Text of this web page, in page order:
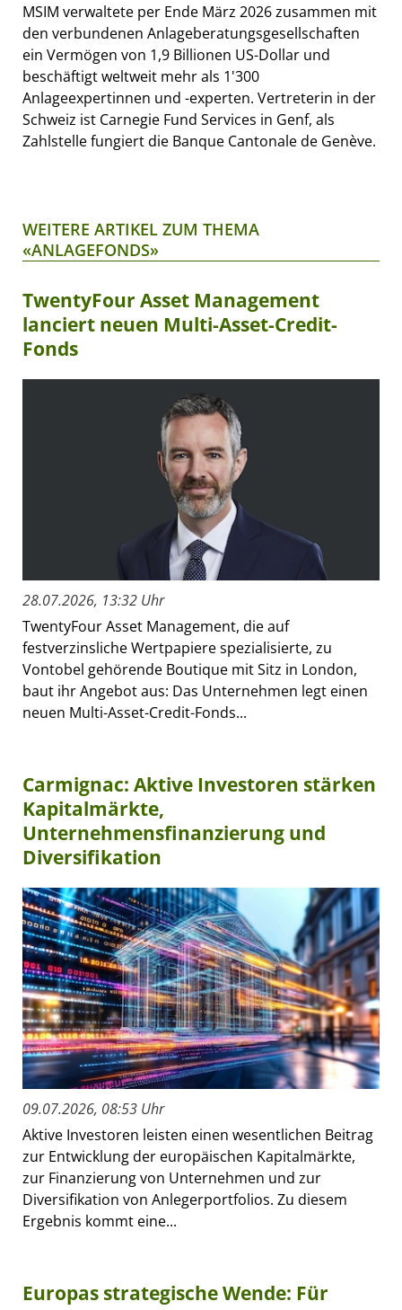
MSIM verwaltete per Ende März 2026 zusammen mit
den verbundenen Anlageberatungsgesellschaften
ein Vermögen von 1,9 Billionen US-Dollar und
beschäftigt weltweit mehr als 1'300
Anlageexpertinnen und -experten. Vertreterin in der
Schweiz ist Carnegie Fund Services in Genf, als
Zahlstelle fungiert die Banque Cantonale de Genève.
WEITERE ARTIKEL ZUM THEMA
«ANLAGEFONDS»
TwentyFour Asset Management
lanciert neuen Multi-Asset-Credit-
Fonds
28.07.2026, 13:32 Uhr
TwentyFour Asset Management, die auf
festverzinsliche Wertpapiere spezialisierte, zu
Vontobel gehörende Boutique mit Sitz in London,
baut ihr Angebot aus: Das Unternehmen legt einen
neuen Multi-Asset-Credit-Fonds...
Carmignac: Aktive Investoren stärken
Kapitalmärkte,
Unternehmensfinanzierung und
Diversifikation
09.07.2026, 08:53 Uhr
Aktive Investoren leisten einen wesentlichen Beitrag
zur Entwicklung der europäischen Kapitalmärkte,
zur Finanzierung von Unternehmen und zur
Diversifikation von Anlegerportfolios. Zu diesem
Ergebnis kommt eine...
Europas strategische Wende: Für